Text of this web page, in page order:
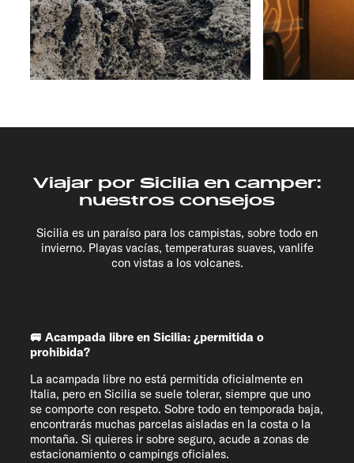
Viajar por Sicilia en camper:
nuestros consejos
Sicilia es un paraíso para los campistas, sobre todo en
invierno. Playas vacías, temperaturas suaves, vanlife
con vistas a los volcanes.
🚐 Acampada libre en Sicilia: ¿permitida o
prohibida?
La acampada libre no está permitida oficialmente en
Italia, pero en Sicilia se suele tolerar, siempre que uno
se comporte con respeto. Sobre todo en temporada baja,
encontrarás muchas parcelas aisladas en la costa o la
montaña. Si quieres ir sobre seguro, acude a zonas de
estacionamiento o campings oficiales.